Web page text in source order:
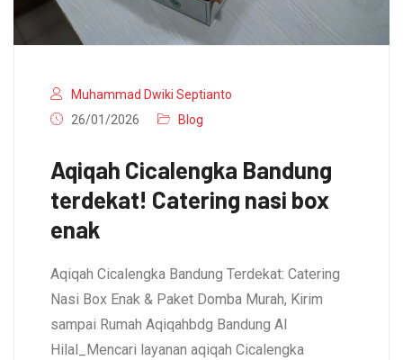
Muhammad Dwiki Septianto
26/01/2026
Blog
Aqiqah Cicalengka Bandung
terdekat! Catering nasi box
enak
Aqiqah Cicalengka Bandung Terdekat: Catering
Nasi Box Enak & Paket Domba Murah, Kirim
sampai Rumah Aqiqahbdg Bandung Al
Hilal_Mencari layanan aqiqah Cicalengka